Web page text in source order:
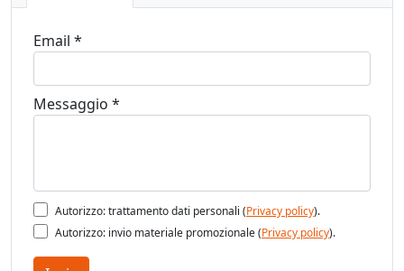
Email *
Messaggio *
Autorizzo: trattamento dati personali (Privacy policy).
Autorizzo: invio materiale promozionale (Privacy policy).